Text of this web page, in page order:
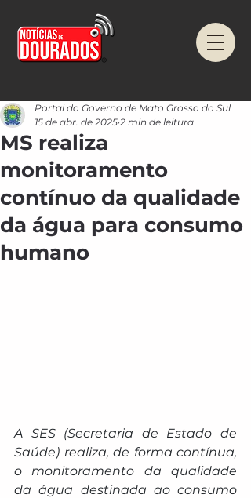
MS realiza
monitoramento
contínuo da qualidade
da água para consumo
humano
Portal do Governo de Mato Grosso do Sul
15 de abr. de 2025 2 min de leitura
A SES (Secretaria de Estado de
Saúde) realiza, de forma contínua,
o monitoramento da qualidade
da água destinada ao consumo